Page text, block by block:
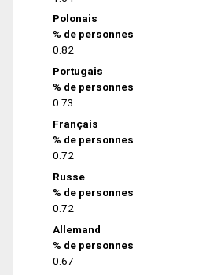
Polonais
% de personnes
0.82
Portugais
% de personnes
0.73
Français
% de personnes
0.72
Russe
% de personnes
0.72
Allemand
% de personnes
0.67